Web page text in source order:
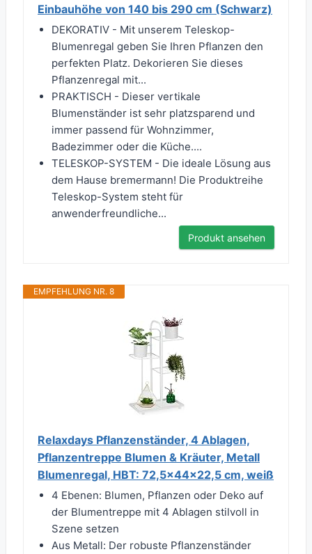
Einbauhöhe von 140 bis 290 cm (Schwarz)
DEKORATIV - Mit unserem Teleskop-
Blumenregal geben Sie Ihren Pflanzen den
perfekten Platz. Dekorieren Sie dieses
Pflanzenregal mit...
PRAKTISCH - Dieser vertikale
Blumenständer ist sehr platzsparend und
immer passend für Wohnzimmer,
Badezimmer oder die Küche....
TELESKOP-SYSTEM - Die ideale Lösung aus
dem Hause bremermann! Die Produktreihe
Teleskop-System steht für
anwenderfreundliche...
Produkt ansehen
EMPFEHLUNG NR. 8
Relaxdays Pflanzenständer, 4 Ablagen,
Pflanzentreppe Blumen & Kräuter, Metall
Blumenregal, HBT: 72,5x44x22,5 cm, weiß
4 Ebenen: Blumen, Pflanzen oder Deko auf
der Blumentreppe mit 4 Ablagen stilvoll in
Szene setzen
Aus Metall: Der robuste Pflanzenständer